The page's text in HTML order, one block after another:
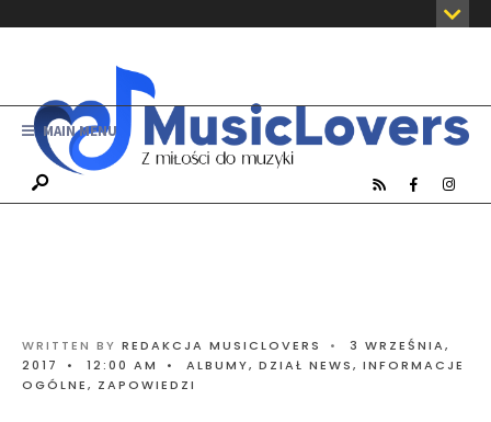
MAIN MENU
WRITTEN BY REDAKCJA MUSICLOVERS •
3 WRZEŚNIA,
2017
• 12:00 AM • ALBUMY, DZIAŁ NEWS, INFORMACJE
OGÓLNE, ZAPOWIEDZI